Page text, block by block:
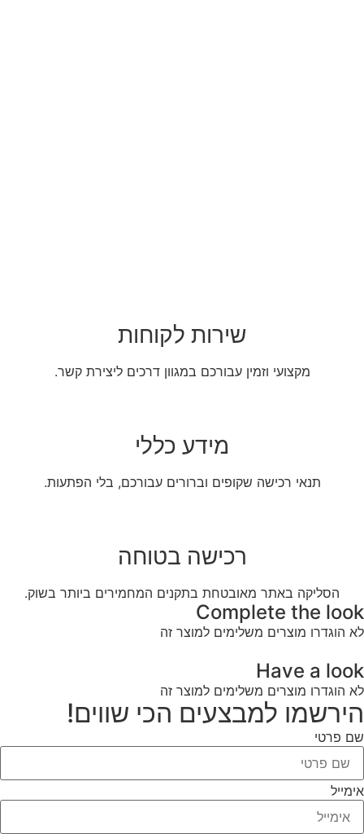
שירות לקוחות
מקצועי וזמין עבורכם במגוון דרכים ליצירת קשר.
מידע כללי
תנאי רכישה שקופים וברורים עבורכם, בלי הפתעות.
רכישה בטוחה
הסליקה באתר מאובטחת בתקנים המחמירים ביותר בשוק.
Complete the look
לא הוגדרו מוצרים משלימים למוצר זה
Have a look
לא הוגדרו מוצרים משלימים למוצר זה
הירשמו למבצעים הכי שווים!
שם פרטי
אימייל